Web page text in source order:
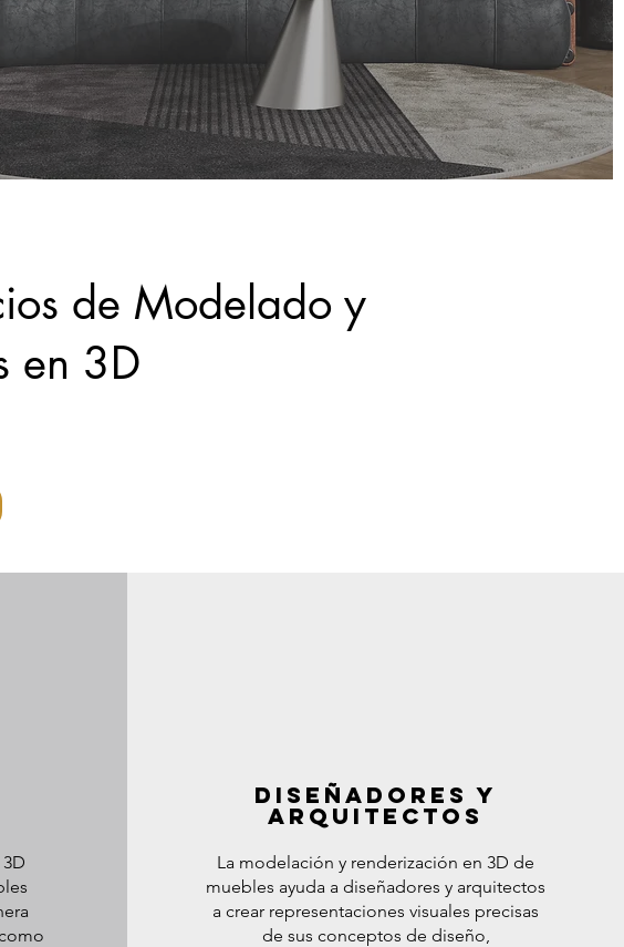
de Modelado y
en 3D
Diseñadores y
arquitectos
La modelación y renderización en 3D de
muebles ayuda a diseñadores y arquitectos
a crear representaciones visuales precisas
de sus conceptos de diseño,